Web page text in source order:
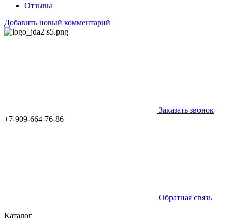
Отзывы
Добавить новый комментарий
Заказать звонок
+7-909-664-76-86
Обратная связь
Каталог